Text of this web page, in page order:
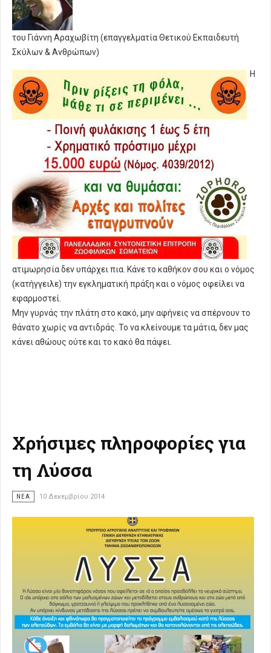
του Γιάννη Αραχωβίτη (επαγγελματία Θετικού Εκπαιδευτή
Σκύλων & Ανθρώπων)
Η
ατιμωρησία δεν υπάρχει πια. Κάνε το καθήκον σου και ο νόμος
(κατήγγειλε) την εγκληματική πράξη και ο νόμος οφείλει να
εφαρμοστεί.
Μην γυρνάς την πλάτη στο κακό, μην αφήνεις να σπέρνουν το
θάνατο χωρίς να αντιδράς. Το να κλείνουμε τα μάτια, δεν μας
κάνει αθώους ούτε και το κακό θα πάψει.
Χρήσιμες πληροφορίες για
τη Λύσσα
ΝΈΑ 10 Δεκεμβρίου 2014